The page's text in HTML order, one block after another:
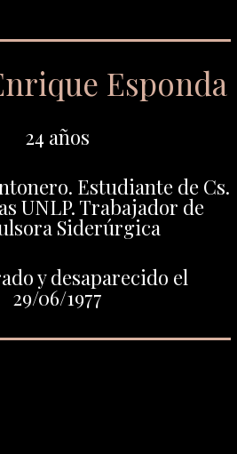
Esponda
24 años
Estudiante de Cs.
UNLP. Trabajador de
Siderúrgica
y desaparecido el
29/06/1977